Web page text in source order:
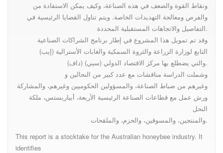
ونقاط القوة والضعف في هذه الصناعة، وكيف يمكن الاستفادة من
والفرص ومعالجة التهديدات الخاصة. ويتم تناول القضايا الرئيسية في
التفاصيل والاتجاهات المستقبلية المحددة.
وقد تم تمويل هذا المشروع في إطار برنامج الشراكات الصناعية
(إيب) التابع لوزارة الزراعة والثروة السمكية والغابات الأسترالية
(داف) والتي يضطلع بها مركز الاقتصاد الدولي (سيي).
وشملت الدراسة مناقشات مع عدد كبير من النحالين و
وغيرهم من ضباط الصناعة، والمسؤولين الحكوميين وغيرهم، والمشاركة
ورش عمل مع قطاعات الصناعة الرئيسية الأربعة، أبياريستس، ملكة
النحل
والمنتجين، والمسوقين، والحزم، والملقحات.
This report is a stocktake for the Australian honeybee industry. It
identifies